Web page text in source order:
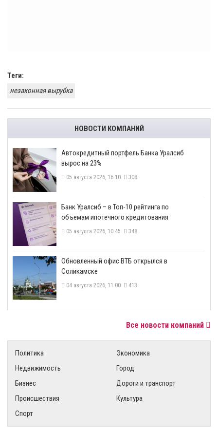
Теги:
незаконная вырубка
НОВОСТИ КОМПАНИЙ
​Автокредитный портфель Банка Уралсиб
вырос на 23%
05 августа 2026, 16:10 308
​Банк Уралсиб – в Топ-10 рейтинга по
объемам ипотечного кредитования
05 августа 2026, 10:45 348
​Обновленный офис ВТБ открылся в
Соликамске
04 августа 2026, 11:00 413
Все новости компаний
Политика
Экономика
Недвижимость
Город
Бизнес
Дороги и транспорт
Происшествия
Культура
Спорт